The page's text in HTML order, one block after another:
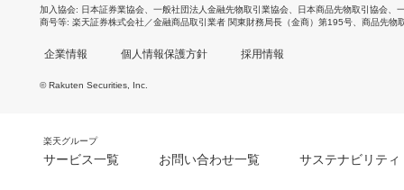
加入協会 日本証券業協会 一般社団法人金融先物取引業協会 日本商品先物取引協会
商号等 楽天証券株式会社／金融商品取引業者 関東財務局長（金商）第195号、商品先物
企業情報 個人情報保護方針 採用情報
© Rakuten Securities, Inc.
楽天グループ
サービス一覧 お問い合わせ一覧 サステナビリティ